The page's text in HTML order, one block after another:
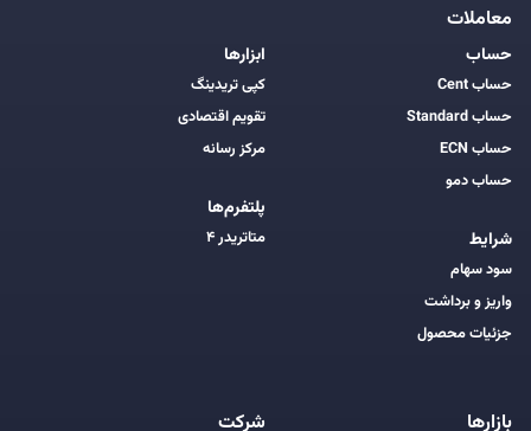
معاملات
حساب
حساب Cent
حساب Standard
حساب ECN
حساب دمو
شرایط
سود سهام
واریز و برداشت
جزئیات محصول
ابزارها
کپی تریدینگ
تقویم اقتصادی
مرکز رسانه
پلتفرم‌ها
متاتریدر ۴
بازارها شرکت